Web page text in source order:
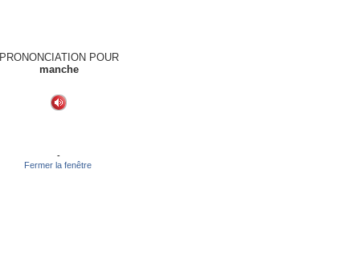
PRONONCIATION POUR
manche
-
Fermer la fenêtre